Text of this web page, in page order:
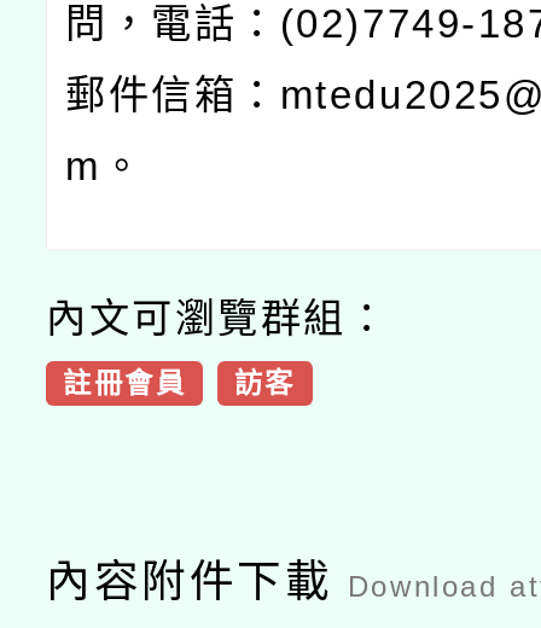
問，電話：(02)7749-
郵件信箱：
m。
內文可瀏覽群組：
註冊會員 訪客
內容附件下載 Download